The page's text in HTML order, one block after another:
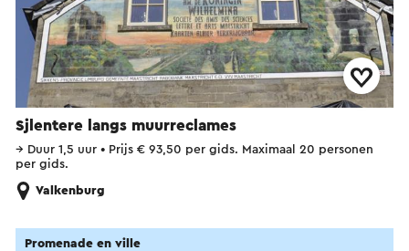
Sjlentere langs muurreclames
→ Duur 1,5 uur • Prijs € 93,50 per gids. Maximaal 20 personen
per gids.
Valkenburg
Promenade en ville